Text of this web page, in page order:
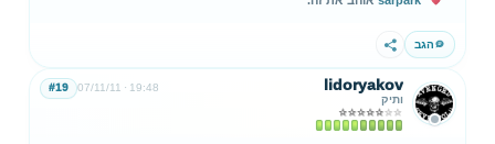
הגב שתף
lidoryakov
ותיק
07/11/11 19:48
#19